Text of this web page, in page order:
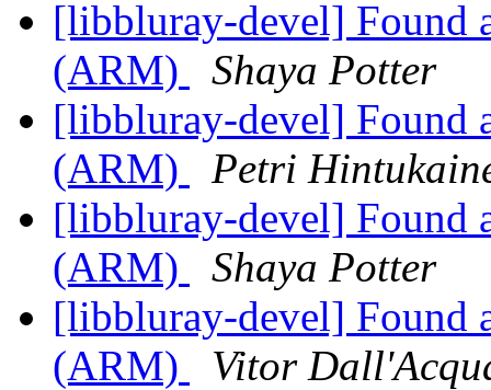
[libbluray-devel] Found
(ARM)
Shaya Potter
[libbluray-devel] Found
(ARM)
Petri
[libbluray-devel] Found
(ARM)
Shaya Potter
[libbluray-devel] Found
(ARM)
Vitor